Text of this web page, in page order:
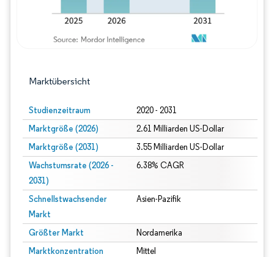
Marktübersicht
Studienzeitraum 2020 - 2031
Marktgröße (2026) 2.61 Milliarden US-Dollar
Marktgröße (2031) 3.55 Milliarden US-Dollar
Wachstumsrate (2026 -
2031)
6.38% CAGR
Schnellstwachsender
Markt
Asien-Pazifik
Größter Markt Nordamerika
Marktkonzentration Mittel